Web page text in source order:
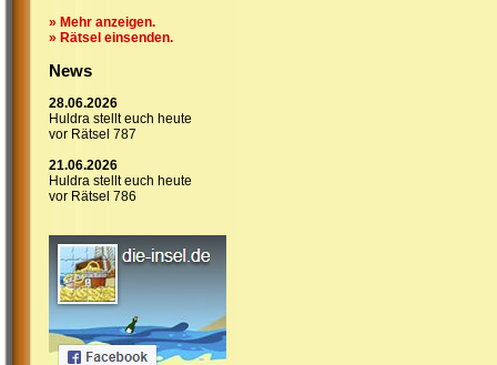
» Mehr anzeigen.
» Rätsel einsenden.
News
28.06.2026
Huldra stellt euch heute
vor Rätsel 787
21.06.2026
Huldra stellt euch heute
vor Rätsel 786